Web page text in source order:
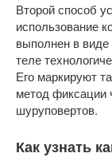
Второй способ
использование
выполнен в
теле
Его маркируют
метод фиксации
шуруповертов.
Как узнать